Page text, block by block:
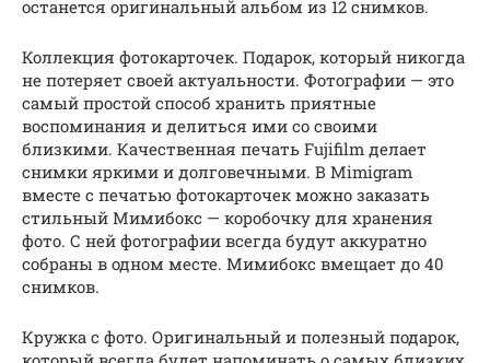
останется оригинальный альбом из 12 снимков.
Коллекция фотокарточек. Подарок, который никогда
не потеряет своей актуальности. Фотографии — это
самый простой способ хранить приятные
воспоминания и делиться ими со своими
близкими. Качественная печать Fujifilm делает
снимки яркими и долговечными. В Mimigram
вместе с печатью фотокарточек можно заказать
стильный Мимибокс — коробочку для хранения
фото. С ней фотографии всегда будут аккуратно
собраны в одном месте. Мимибокс вмещает до 40
снимков.
Кружка с фото. Оригинальный и полезный подарок,